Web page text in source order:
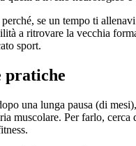
se un tempo ti
a ritrovare la vecchia
sport.
pratiche
una lunga pausa (di
muscolare. Per farlo, cerca